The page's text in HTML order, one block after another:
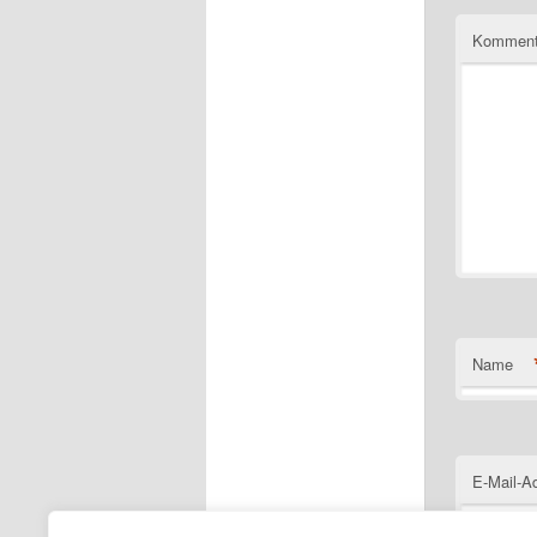
Name
E-Mail-